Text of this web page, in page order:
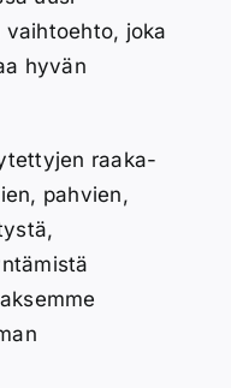
joka
hyvän
raaka-
pahvien,